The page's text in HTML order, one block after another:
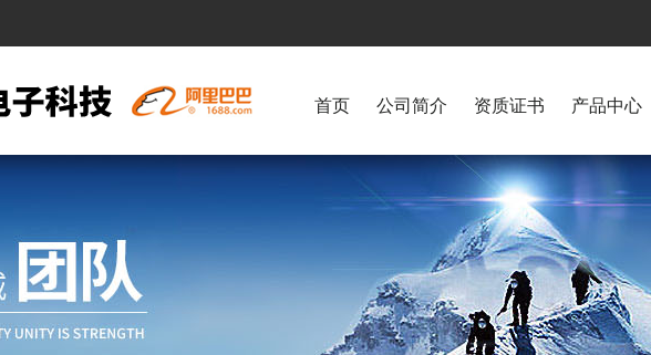
首页 公司简介 资质证书 产品中心